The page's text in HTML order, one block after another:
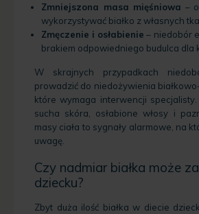
Zmniejszona masa mięśniowa –
wykorzystywać białko z własnych
Zmęczenie i osłabienie – niedobór
brakiem odpowiedniego budulca dla
W skrajnych przypadkach
prowadzić do niedożywienia
które wymaga interwencji
sucha skóra, osłabione włosy i
masy ciała to sygnały alarmowe, na
uwagę.
Czy nadmiar białka może
dziecku?
Zbyt duża ilość białka w diecie